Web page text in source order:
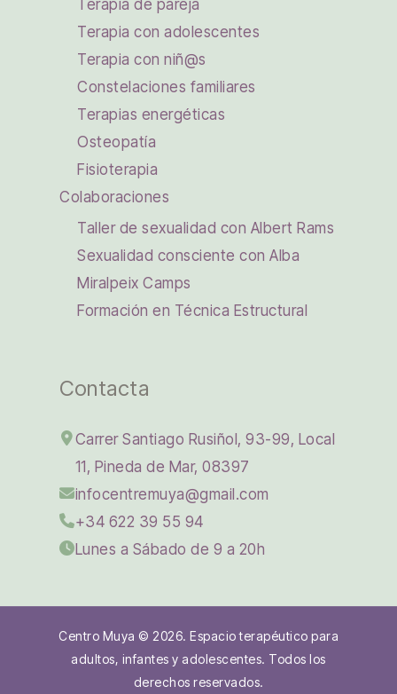
Terapia de pareja
Terapia con adolescentes
Terapia con niñ@s
Constelaciones familiares
Terapias energéticas
Osteopatía
Fisioterapia
Colaboraciones
Taller de sexualidad con Albert Rams
Sexualidad consciente con Alba
Miralpeix Camps
Formación en Técnica Estructural
Contacta
Carrer Santiago Rusiñol, 93-99, Local
11, Pineda de Mar, 08397
infocentremuya@gmail.com
+34 622 39 55 94
Lunes a Sábado de 9 a 20h
Centro Muya © 2026. Espacio terapéutico para
adultos, infantes y adolescentes. Todos los
derechos reservados.